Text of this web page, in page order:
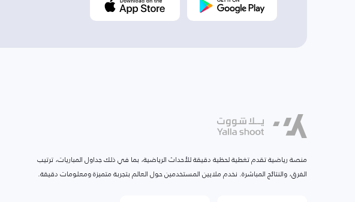
منصة رياضية تقدم تغطية لحظية دقيقة للأحداث الرياضية، بما في ذلك جداول المباريات، ترتيب
الفرق، والنتائج المباشرة. نخدم ملايين المستخدمين حول العالم بتجربة متميزة ومعلومات دقيقة.